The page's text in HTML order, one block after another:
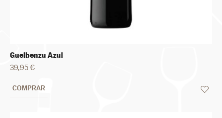
Guelbenzu Azul
39,95 €
COMPRAR